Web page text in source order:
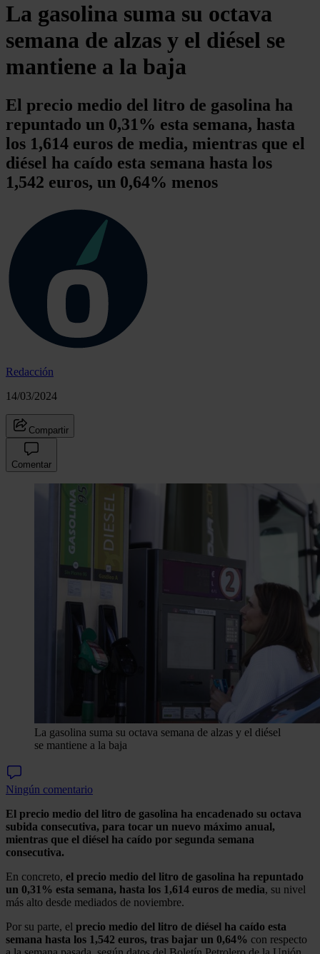
La gasolina suma su octava
semana de alzas y el diésel se
mantiene a la baja
El precio medio del litro de gasolina ha
repuntado un 0,31% esta semana, hasta
los 1,614 euros de media, mientras que el
diésel ha caído esta semana hasta los
1,542 euros, un 0,64% menos
Redacción
14/03/2024
Compartir
Comentar
La gasolina suma su octava semana de alzas y el diésel
se mantiene a la baja
Ningún comentario
El precio medio del litro de gasolina ha encadenado su octava
subida consecutiva, para tocar un nuevo máximo anual,
mientras que el diésel ha caído por segunda semana
consecutiva.
En concreto, el precio medio del litro de gasolina ha repuntado
un 0,31% esta semana, hasta los 1,614 euros de media, su nivel
más alto desde mediados de noviembre.
Por su parte, el precio medio del litro de diésel ha caído esta
semana hasta los 1,542 euros, tras bajar un 0,64% con respecto